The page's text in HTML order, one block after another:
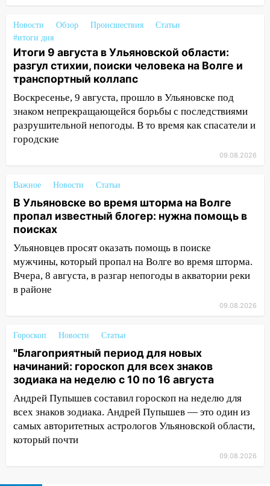
после ливня город снова уходит под
воду
12:12 Прокуратура взяла на контроль
ДТП с шестилетним ребёнком на улице
Федерации
12:01 Пьяная женщина сбила
шестилетнего ребёнка на улице
Федерации: возбуждено уголовное дело
В Ульяновске ищут 37-летнего
10:30
хаски: куда сходить в Ульяновской
области 8–9 августа
10:11
«Нефтяной топливной компании» будут
судить за неуплату 48,4 млн рублей
налогов
пешеходы. Обзор крупных аварий в
Ульяновской области
08:30 Поджог со свечой, 16 сгоревших
домов и выстрел за водку
07:50 Какая погоды будет днем 8
августа
06:45 Императорский мост в
Ульяновске останется закрытым до
Новости Обзор Происшествия
Статьи
#итоги дня
Итоги 9 августа в Ульяновской области:
разгул стихии, поиски человека на Волге и
транспортный коллапс
Воскресенье, 9 августа, прошло в Ульяновске под
знаком непрекращающейся борьбы с последствиями
разрушительной непогоды. В то время как спасатели и
городские
09.08.2026
Важное Новости Статьи
В Ульяновске во время шторма на Волге
пропал известный блогер: нужна помощь в
поисках
Ульяновцев просят оказать помощь в поиске
мужчины, который пропал на Волге во время шторма.
Вчера, 8 августа, в разгар непогоды в акватории реки
в районе
09.08.2026
Гороскоп Новости Статьи
"Благоприятный период для новых
начинаний: гороскоп для всех знаков
зодиака на неделю с 10 по 16 августа
Андрей Пупышев составил гороскоп на неделю для
всех знаков зодиака. Андрей Пупышев — это один из
самых авторитетных астрологов Ульяновской области,
который почти
09.08.2026